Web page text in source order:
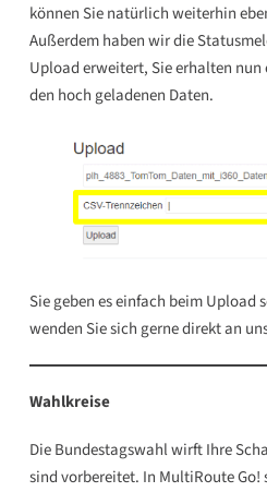
können Sie natürlich weiterhin
Außerdem haben wir die
Upload erweitert, Sie erhalten
den hoch geladenen Daten.
Sie geben es einfach beim Upload
wenden Sie sich gerne direkt an
Wahlkreise
Die Bundestagswahl wirft Ihre
sind vorbereitet. In MultiRoute Go!